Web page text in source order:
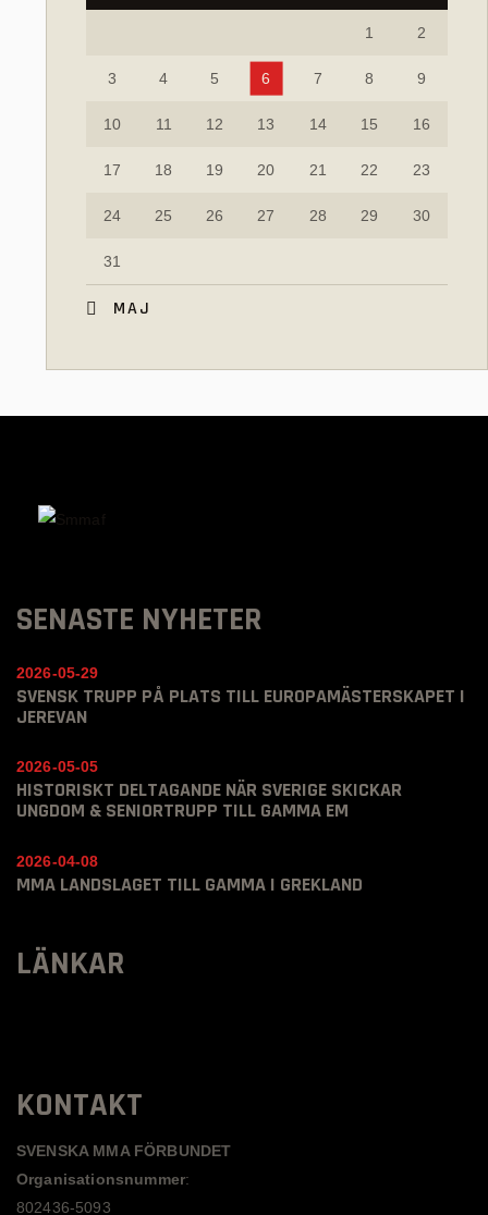
1 2
3 4 5 6 7 8 9
10 11 12 13 14 15 16
17 18 19 20 21 22 23
24 25 26 27 28 29 30
31
« MAJ
SENASTE NYHETER
SVENSK TRUPP PÅ PLATS TILL EUROPAMÄSTERSKAPET I
JEREVAN
2026-05-29
HISTORISKT DELTAGANDE NÄR SVERIGE SKICKAR
UNGDOM & SENIORTRUPP TILL GAMMA EM
2026-05-05
MMA LANDSLAGET TILL GAMMA I GREKLAND
2026-04-08
LÄNKAR
KONTAKT
SVENSKA MMA FÖRBUNDET
Organisationsnummer:
802436-5093